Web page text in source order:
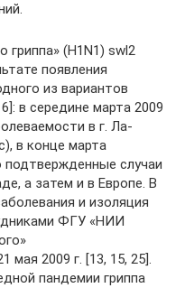
гриппа» (H1N1) swl2
появления
из вариантов
в середине марта 2009
в г. Ла-
в конце марта
подтвержденные случаи
а затем и в Европе. В
и изоляция
ФГУ «НИИ
мая 2009 г. [13, 15, 25].
пандемии гриппа